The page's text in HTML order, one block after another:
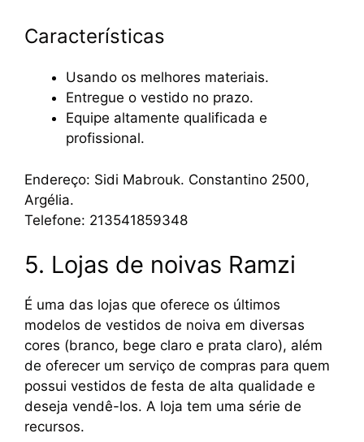
Características
Usando os melhores materiais.
Entregue o vestido no prazo.
Equipe altamente qualificada e
profissional.
Endereço: Sidi Mabrouk. Constantino 2500,
Argélia.
Telefone: 213541859348
5. Lojas de noivas Ramzi
É uma das lojas que oferece os últimos
modelos de vestidos de noiva em diversas
cores (branco, bege claro e prata claro), além
de oferecer um serviço de compras para quem
possui vestidos de festa de alta qualidade e
deseja vendê-los. A loja tem uma série de
recursos.